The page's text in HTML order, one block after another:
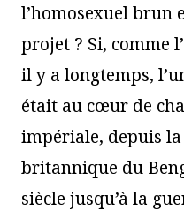
l’homosexuel brun
projet ? Si, comme
il y a longtemps,
était au cœur de
impériale, depuis
britannique du
siècle jusqu’à la